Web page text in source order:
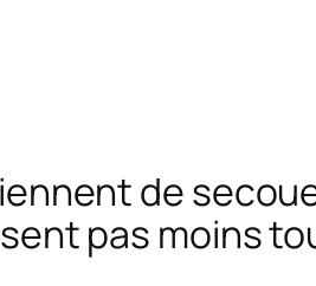
de
pas moins